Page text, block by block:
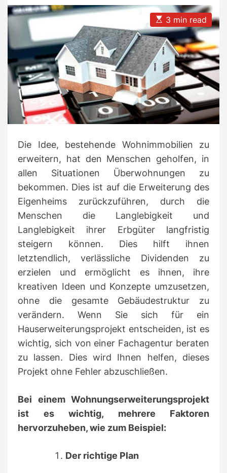
i
s
A
u
t
h
o
r
D
t
e
E
s
t
i
m
a
t
e
d
r
e
a
d
t
e
3 min read
Die Idee, bestehende Wohnimmobilien zu
erweitern, hat den Menschen geholfen, in
allen Situationen Überwohnungen zu
bekommen. Dies ist auf die Erweiterung des
Eigenheims zurückzuführen, durch die
Menschen die Langlebigkeit und
Langlebigkeit ihrer Erbgüter langfristig
steigern können. Dies hilft ihnen
letztendlich, verlässliche Dividenden zu
erzielen und ermöglicht es ihnen, ihre
kreativen Ideen und Konzepte umzusetzen,
ohne die gesamte Gebäudestruktur zu
verändern. Wenn Sie sich für ein
Hauserweiterungsprojekt entscheiden, ist es
wichtig, sich von einer Fachagentur beraten
zu lassen. Dies wird Ihnen helfen, dieses
Projekt ohne Fehler abzuschließen.
Bei einem Wohnungserweiterungsprojekt
ist es wichtig, mehrere Faktoren
hervorzuheben, wie zum Beispiel:
Der richtige Plan